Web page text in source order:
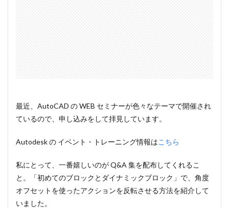
最近、AutoCAD の WEB セミナーが色々なテーマで開催され
ているので、申し込みをして拝見しています。
Autodesk の イベント・トレーニング情報はこちら
私にとって、一番嬉しいのが Q&A 集を配布してくれるこ
と。「初めてのブロックとダイナミックブロック」で、角度
オフセットを使ったアクションを反転させる方法を紹介して
いました。